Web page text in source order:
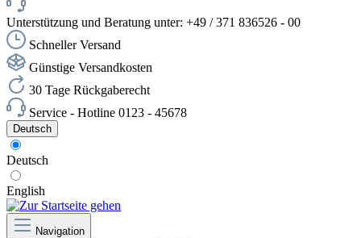
Unterstützung und Beratung unter: +49 / 371 836526 - 00
Schneller Versand
Günstige Versandkosten
30 Tage Rückgaberecht
Service - Hotline 0123 - 45678
Deutsch
Deutsch
English
Navigation